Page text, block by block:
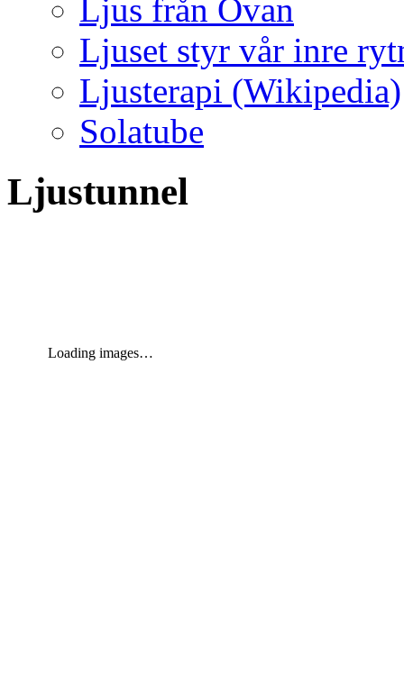
Ljus från Ovan
Ljuset styr vår inre
Ljusterapi (Wikipedia)
Solatube
Ljustunnel
Loading images…